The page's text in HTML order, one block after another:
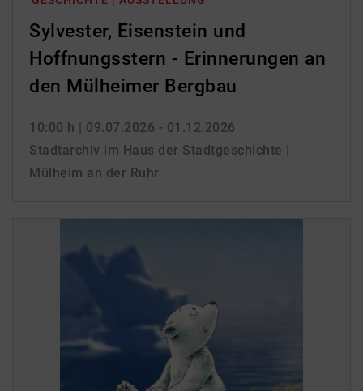
Sylvester, Eisenstein und
Hoffnungsstern - Erinnerungen an
den Mülheimer Bergbau
10:00 h | 09.07.2026 - 01.12.2026
Stadtarchiv im Haus der Stadtgeschichte |
Mülheim an der Ruhr